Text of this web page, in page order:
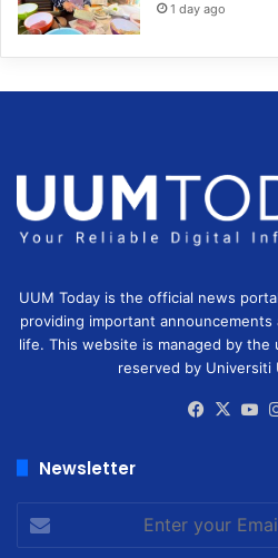
1 day ago
UUM Today is the official news
providing important announcements
life. This website is managed by
reserved by Universiti
X
Newsletter
your